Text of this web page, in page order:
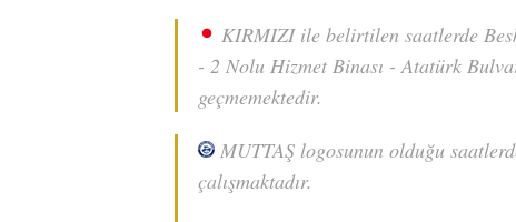
KIRMIZI ile belirtilen saatlerde
- 2 Nolu Hizmet Binası - Atatürk
geçmemektedir.
MUTTAŞ logosunun olduğu
çalışmaktadır.